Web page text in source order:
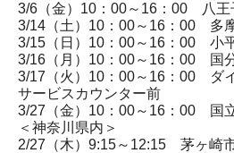
3/6（金）10：00～16：00 八王
3/14（土）10：00～16：00 多
3/15（日）10：00～16：00 小
3/16（月）10：00～16：00 国
3/17（火）10：00～16：00 ダ
サービスカウンター前
3/27（金）10：00～16：00 国
＜神奈川県内＞
2/27（木）9:15～12:15 茅ヶ崎